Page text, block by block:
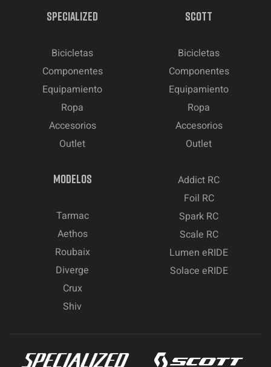
SPECIALIZED
Bicicletas
Componentes
Equipamiento
Ropa
Accesorios
Outlet
SCOTT
Bicicletas
Componentes
Equipamiento
Ropa
Accesorios
Outlet
MODELOS
Tarmac
Aethos
Roubaix
Diverge
Crux
Shiv
Addict RC
Foil RC
Spark RC
Scale RC
Lumen eRIDE
Solace eRIDE